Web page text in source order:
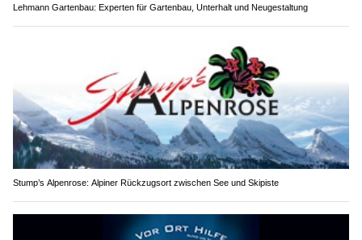
Lehmann Gartenbau: Experten für Gartenbau, Unterhalt und Neugestaltung
Stump’s Alpenrose: Alpiner Rückzugsort zwischen See und Skipiste